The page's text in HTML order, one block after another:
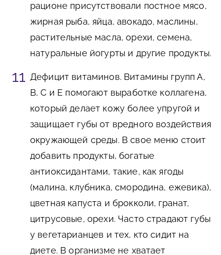
рационе присутствовали постное мясо,
жирная рыба, яйца, авокадо, маслины,
растительные масла, орехи, семена,
натуральные йогурты и другие продукты.
Дефицит витаминов. Витамины групп А,
В, С и Е помогают выработке коллагена,
который делает кожу более упругой и
защищает губы от вредного воздействия
окружающей среды. В свое меню стоит
добавить продукты, богатые
антиоксидантами, такие, как ягоды
(малина, клубника, смородина, ежевика),
цветная капуста и брокколи, гранат,
цитрусовые, орехи. Часто страдают губы
у вегетарианцев и тех, кто сидит на
диете. В организме не хватает